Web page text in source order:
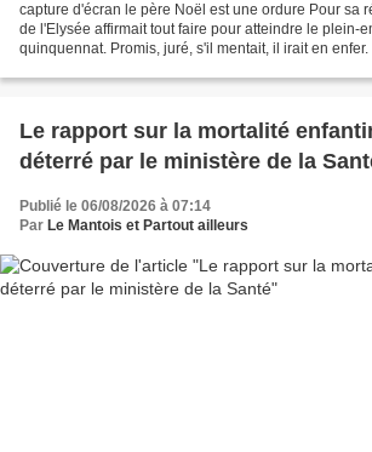
capture d'écran le père Noël est une ordure Pour sa
de l'Elysée affirmait tout faire pour atteindre le plein-
quinquennat. Promis, juré, s'il mentait, il irait en
Le rapport sur la mortalité
déterré par le ministère de la
Publié le 06/08/2026 à 07:14
Par Le Mantois et Partout ailleurs